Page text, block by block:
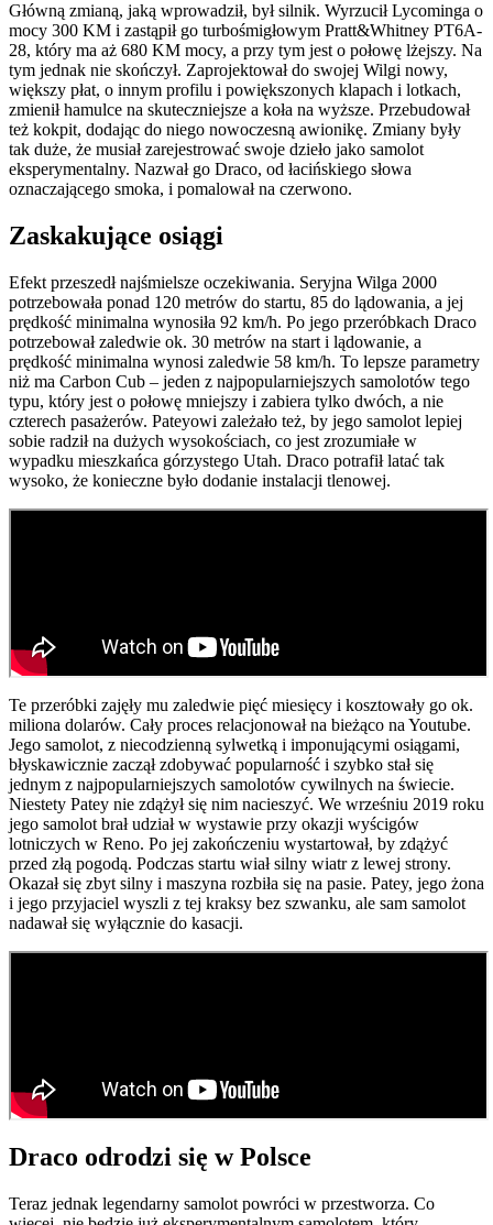
Główną zmianą, jaką wprowadził, był silnik. Wyrzucił Lycominga o
mocy 300 KM i zastąpił go turbośmigłowym Pratt&Whitney PT6A-
28, który ma aż 680 KM mocy, a przy tym jest o połowę lżejszy. Na
tym jednak nie skończył. Zaprojektował do swojej Wilgi nowy,
większy płat, o innym profilu i powiększonych klapach i lotkach,
zmienił hamulce na skuteczniejsze a koła na wyższe. Przebudował
też kokpit, dodając do niego nowoczesną awionikę. Zmiany były
tak duże, że musiał zarejestrować swoje dzieło jako samolot
eksperymentalny. Nazwał go Draco, od łacińskiego słowa
oznaczającego smoka, i pomalował na czerwono.
Zaskakujące osiągi
Efekt przeszedł najśmielsze oczekiwania. Seryjna Wilga 2000
potrzebowała ponad 120 metrów do startu, 85 do lądowania, a jej
prędkość minimalna wynosiła 92 km/h. Po jego przeróbkach Draco
potrzebował zaledwie ok. 30 metrów na start i lądowanie, a
prędkość minimalna wynosi zaledwie 58 km/h. To lepsze parametry
niż ma Carbon Cub – jeden z najpopularniejszych samolotów tego
typu, który jest o połowę mniejszy i zabiera tylko dwóch, a nie
czterech pasażerów. Pateyowi zależało też, by jego samolot lepiej
sobie radził na dużych wysokościach, co jest zrozumiałe w
wypadku mieszkańca górzystego Utah. Draco potrafił latać tak
wysoko, że konieczne było dodanie instalacji tlenowej.
Te przeróbki zajęły mu zaledwie pięć miesięcy i kosztowały go ok.
miliona dolarów. Cały proces relacjonował na bieżąco na Youtube.
Jego samolot, z niecodzienną sylwetką i imponującymi osiągami,
błyskawicznie zaczął zdobywać popularność i szybko stał się
jednym z najpopularniejszych samolotów cywilnych na świecie.
Niestety Patey nie zdążył się nim nacieszyć. We wrześniu 2019 roku
jego samolot brał udział w wystawie przy okazji wyścigów
lotniczych w Reno. Po jej zakończeniu wystartował, by zdążyć
przed złą pogodą. Podczas startu wiał silny wiatr z lewej strony.
Okazał się zbyt silny i maszyna rozbiła się na pasie. Patey, jego żona
i jego przyjaciel wyszli z tej kraksy bez szwanku, ale sam samolot
nadawał się wyłącznie do kasacji.
Draco odrodzi się w Polsce
Teraz jednak legendarny samolot powróci w przestworza. Co